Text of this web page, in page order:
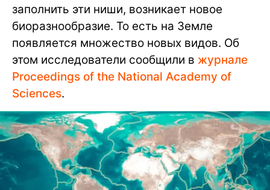
заполнить эти ниши, возникает новое
биоразнообразие. То есть на Земле
появляется множество новых видов. Об
этом исследователи сообщили в журнале
Proceedings of the National Academy of
Sciences.